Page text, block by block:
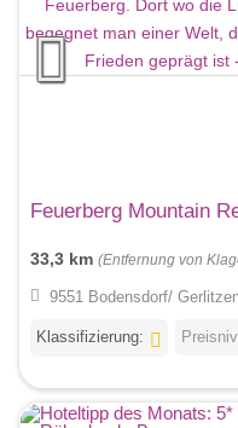
Feuerberg Mountain
33,3 km (Entfernung von
9551 Bodensdorf/
Klassifizierung: